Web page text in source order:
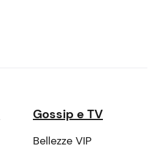
Gossip e TV
Bellezze VIP